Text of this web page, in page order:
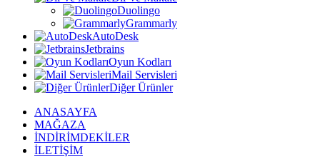
Duolingo
Grammarly
AutoDesk
Jetbrains
Oyun Kodları
Mail Servisleri
Diğer Ürünler
ANASAYFA
MAĞAZA
İNDİRİMDEKİLER
İLETİŞİM